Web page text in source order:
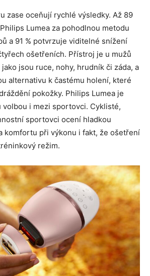
zase oceňují rychlé výsledky. Až 89
Lumea za pohodlnou metodu
a 91 % potvrzuje viditelné snížení
ošetřeních. Přístroj je u mužů
jsou ruce, nohy, hrudník či záda, a
alternativu k častému holení, které
pokožky. Philips Lumea je
volbou i mezi sportovci. Cyklisté,
sportovci ocení hladkou
komfortu při výkonu i fakt, že ošetření
režim.